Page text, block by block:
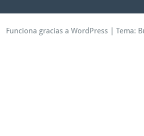
Funciona gracias a WordPress | Tema: